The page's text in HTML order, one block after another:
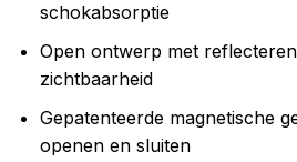
schokabsorptie
Open ontwerp met
zichtbaarheid
Gepatenteerde magnetische
openen en sluiten